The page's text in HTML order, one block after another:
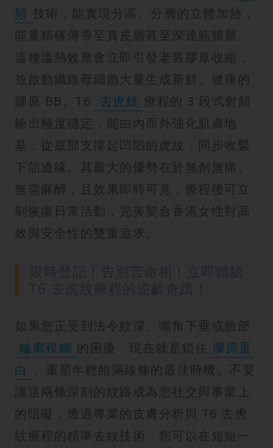
頻 技術，能實現分區、分層的立體加熱，
能量精確傳導至真皮層甚至深達筋膜層。
這種溫熱效應會立即引發老舊膠原收縮，
並啟動纖維母細胞大量生成新鮮、健康的
膠原 BB。T6
去虎紋 療程的 3 段式射頻
輸出極度穩定，能由內而外強化肌膚地
基，從底部支撐起凹陷的虎紋，同步收緊
下頜邊緣。其最大的優勢在於無創無痛、
無需麻醉，且效果即時可見，療程後可立
刻恢復日常活動，完美契合香港女性對高
效與安全性的雙重追求。
如果您正受到法令紋深、嘴角下垂或臉部
輪廓模糊 的困擾，現在就是鎖住 膠原蛋
白
、重塑年輕飽滿線條的最佳時機。不要
讓這兩條深刻的紋路成為您社交與事業上
的阻礙，透過專業的皮膚分析與 T6 去虎
紋療程的精準去紋技術，您可以在短短一